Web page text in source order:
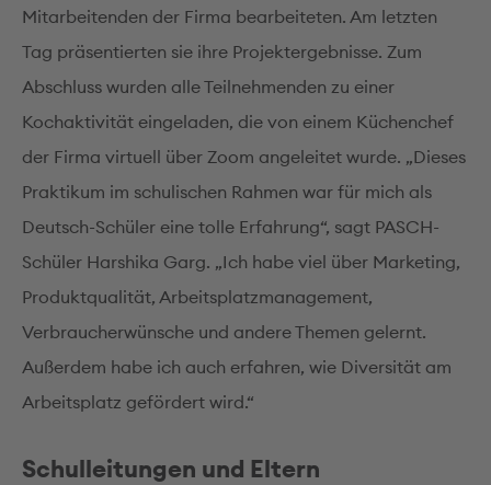
Mitarbeitenden der Firma bearbeiteten. Am letzten
Tag präsentierten sie ihre Projektergebnisse. Zum
Abschluss wurden alle Teilnehmenden zu einer
Kochaktivität eingeladen, die von einem Küchenchef
der Firma virtuell über Zoom angeleitet wurde. „Dieses
Praktikum im schulischen Rahmen war für mich als
Deutsch-Schüler eine tolle Erfahrung“, sagt PASCH-
Schüler Harshika Garg. „Ich habe viel über Marketing,
Produktqualität, Arbeitsplatzmanagement,
Verbraucherwünsche und andere Themen gelernt.
Außerdem habe ich auch erfahren, wie Diversität am
Arbeitsplatz gefördert wird.“
Schulleitungen und Eltern